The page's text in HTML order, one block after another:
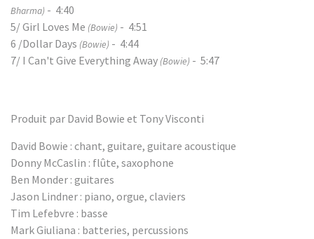
Bharma) - 4:40
5/ Girl Loves Me (Bowie) - 4:51
6 /Dollar Days (Bowie) - 4:44
7/ I Can't Give Everything Away (Bowie) - 5:47
Produit par David Bowie et Tony Visconti
David Bowie : chant, guitare, guitare acoustique
Donny McCaslin : flûte, saxophone
Ben Monder : guitares
Jason Lindner : piano, orgue, claviers
Tim Lefebvre : basse
Mark Giuliana : batteries, percussions